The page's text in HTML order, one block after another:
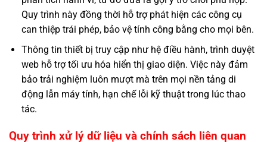
Quy trình này đồng thời hỗ trợ phát hiện các công cụ
can thiệp trái phép, bảo vệ tính công bằng cho mọi bên.
Thông tin thiết bị truy cập như hệ điều hành, trình duyệt
web hỗ trợ tối ưu hóa hiển thị giao diện. Việc này đảm
bảo trải nghiệm luôn mượt mà trên mọi nền tảng di
động lẫn máy tính, hạn chế lỗi kỹ thuật trong lúc thao
tác.
Quy trình xử lý dữ liệu và chính sách liên quan